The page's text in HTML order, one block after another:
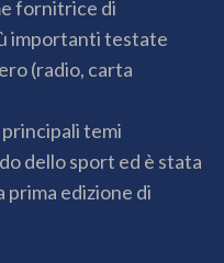
fornitrice di
importanti testate
(radio, carta
temi
dello sport ed è stata
edizione di